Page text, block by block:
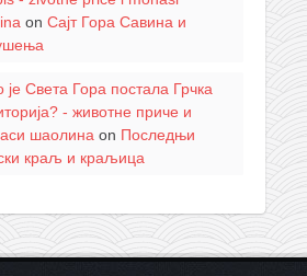
on Сајт Гора Савина и
је Света Гора постала Грчка
- животне приче и
шаолина on Последњи
краљ и краљица